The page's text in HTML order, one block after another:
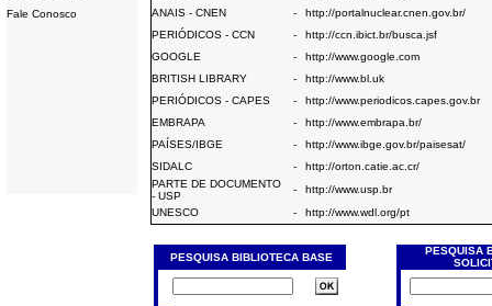
Fale Conosco
ANAIS - CNEN
-
http://portalnuclear.cnen.gov.br/
PERIÓDICOS - CCN
-
http://ccn.ibict.br/busca.jsf
GOOGLE
-
http://www.google.com
BRITISH LIBRARY
-
http://www.bl.uk
PERIÓDICOS - CAPES
-
http://www.periodicos.capes.gov.br
EMBRAPA
-
http://www.embrapa.br/
PAÍSES/IBGE
-
http://www.ibge.gov.br/paisesat/
SIDALC
-
http://orton.catie.ac.cr/
PARTE DE DOCUMENTO
- USP
-
http://www.usp.br
UNESCO
- http://www.wdl.org/pt
PESQUISA BIBLIOTECA BASE
PESQUISA